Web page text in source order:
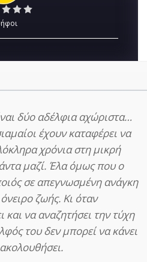
δύο αδέλφια αχώριστα…
έχουν καταφέρει να
χρόνια στη μικρή
μαζί. Έλα όμως που ο
σε απεγνωσμένη ανάγκη
ζωής. Κι όταν
και να αναζητήσει την τύχη
του δεν μπορεί να κάνει